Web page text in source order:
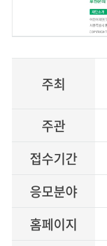
주최
주관
접수기간
응모분야
홈페이지